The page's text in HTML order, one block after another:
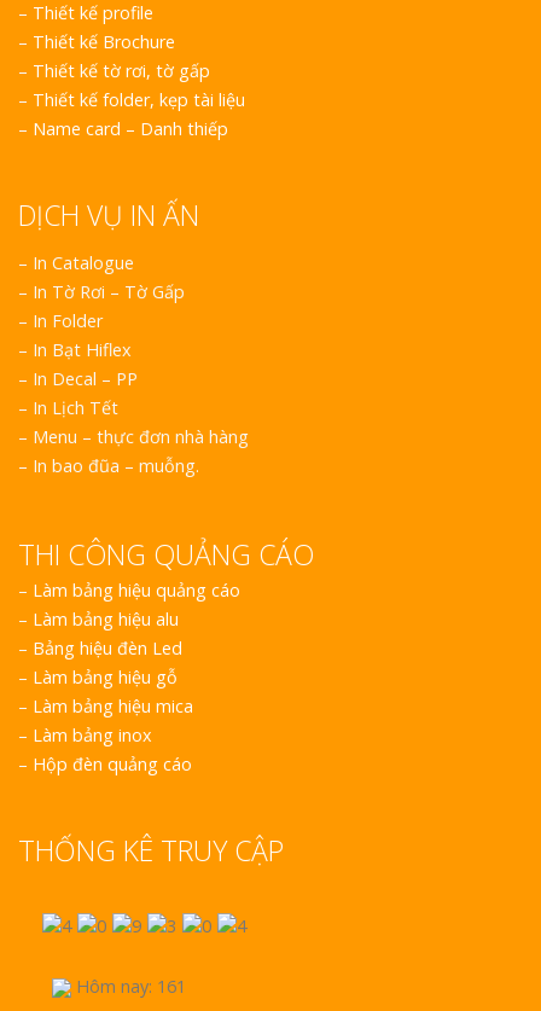
– Thiết kế profile
– Thiết kế Brochure
– Thiết kế tờ rơi, tờ gấp
– Thiết kế folder, kẹp tài liệu
– Name card – Danh thiếp
DỊCH VỤ IN ẤN
– In Catalogue
– In Tờ Rơi – Tờ Gấp
– In Folder
– In Bạt Hiflex
– In Decal – PP
– In Lịch Tết
– Menu – thực đơn nhà hàng
– In bao đũa – muỗng.
THI CÔNG QUẢNG CÁO
– Làm bảng hiệu quảng cáo
– Làm bảng hiệu alu
– Bảng hiệu đèn Led
– Làm bảng hiệu gỗ
– Làm bảng hiệu mica
– Làm bảng inox
– Hộp đèn quảng cáo
THỐNG KÊ TRUY CẬP
Hôm nay: 161